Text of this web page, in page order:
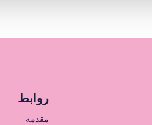
روابط
مقدمة